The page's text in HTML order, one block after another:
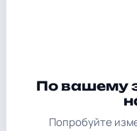
По вашему
Попробуйте